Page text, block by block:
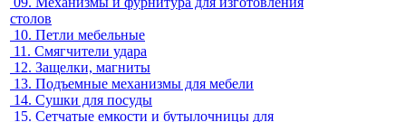
столов
10. Петли мебельные
11. Смягчители удара
12. Защелки, магниты
13. Подъемные механизмы для мебели
14. Сушки для посуды
15. Сетчатые емкости и бутылочницы для